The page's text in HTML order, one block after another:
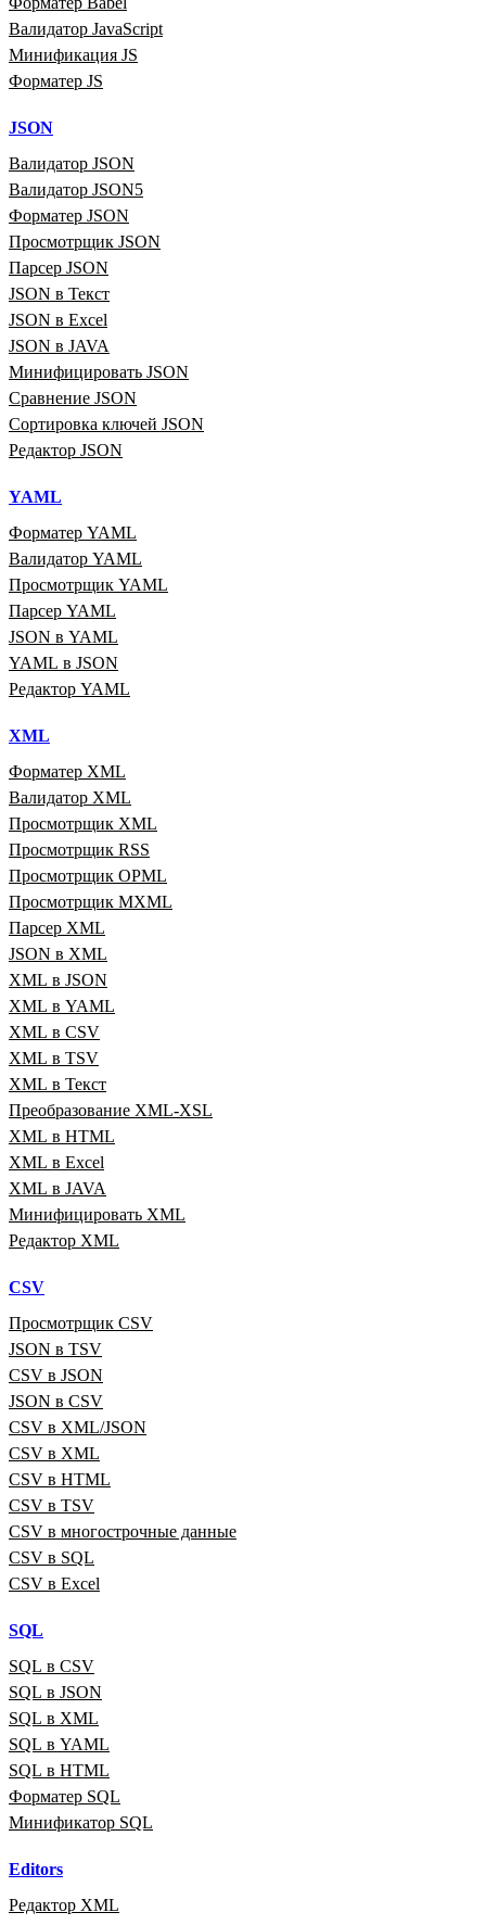
Валидатор JavaScript
Минификация JS
Форматер JS
JSON
Валидатор JSON
Валидатор JSON5
Форматер JSON
Просмотрщик JSON
Парсер JSON
JSON в Текст
JSON в Excel
JSON в JAVA
Минифицировать JSON
Сравнение JSON
Сортировка ключей JSON
Редактор JSON
YAML
Форматер YAML
Валидатор YAML
Просмотрщик YAML
Парсер YAML
JSON в YAML
YAML в JSON
Редактор YAML
XML
Форматер XML
Валидатор XML
Просмотрщик XML
Просмотрщик RSS
Просмотрщик OPML
Просмотрщик MXML
Парсер XML
JSON в XML
XML в JSON
XML в YAML
XML в CSV
XML в TSV
XML в Текст
Преобразование XML‑XSL
XML в HTML
XML в Excel
XML в JAVA
Минифицировать XML
Редактор XML
CSV
Просмотрщик CSV
JSON в TSV
CSV в JSON
JSON в CSV
CSV в XML/JSON
CSV в XML
CSV в HTML
CSV в TSV
CSV в многострочные данные
CSV в SQL
CSV в Excel
SQL
SQL в CSV
SQL в JSON
SQL в XML
SQL в YAML
SQL в HTML
Форматер SQL
Минификатор SQL
Editors
Редактор XML